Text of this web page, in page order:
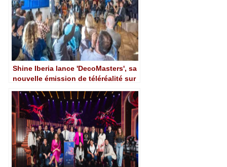
Shine Iberia lance 'DecoMasters', sa
nouvelle émission de téléréalité sur
pour RTVE